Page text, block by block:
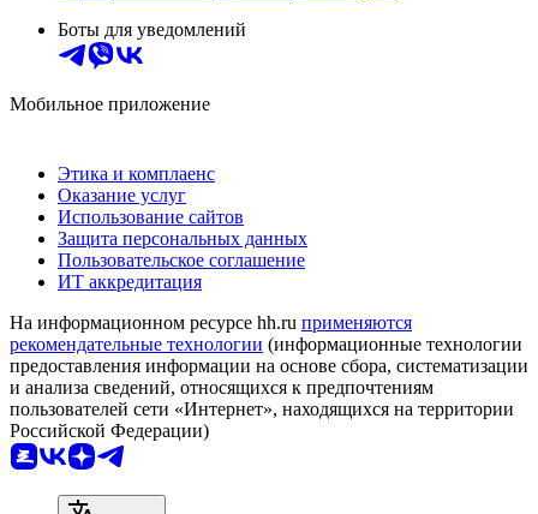
Боты для уведомлений
Мобильное приложение
Этика и комплаенс
Оказание услуг
Использование сайтов
Защита персональных данных
Пользовательское соглашение
ИТ аккредитация
На информационном ресурсе hh.ru применяются
рекомендательные технологии (информационные технологии
предоставления информации на основе сбора, систематизации
и анализа сведений, относящихся к предпочтениям
пользователей сети «Интернет», находящихся на территории
Российской Федерации)